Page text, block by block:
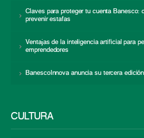
Claves para proteger tu cuenta Banesco:
prevenir estafas
Ventajas de la inteligencia artificial para
emprendedores
BanescoInnova anuncia su tercera edición
CULTURA